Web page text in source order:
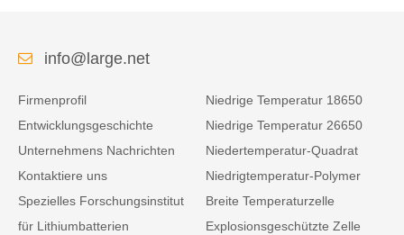
info@large.net
Firmenprofil
Entwicklungsgeschichte
Unternehmens Nachrichten
Kontaktiere uns
Spezielles Forschungsinstitut
für Lithiumbatterien
Niedrige Temperatur 18650
Niedrige Temperatur 26650
Niedertemperatur-Quadrat
Niedrigtemperatur-Polymer
Breite Temperaturzelle
Explosionsgeschützte Zelle